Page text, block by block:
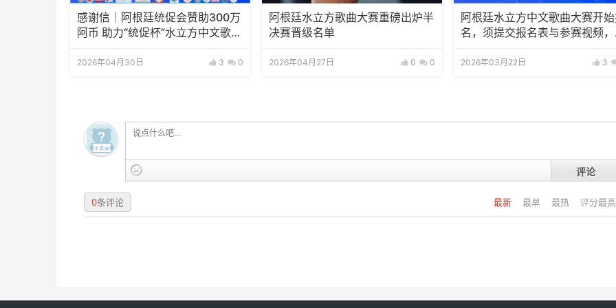
感谢信｜阿根廷统促会赞助300万
阿币 助力“统促杯”水立方中文歌曲
2026年04月30日 3 0
阿根廷水立方歌曲大赛重磅出炉半
决赛晋级名单
2026年04月27日 0 0
阿根廷水立方中文歌曲大赛开
名，须提交报名表与参赛视频，
2026年03月22日 3
评论
最新 最早 最热 评分最高
0条评论